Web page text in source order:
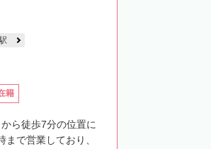
籍
ら徒歩7分の位置に
で営業しており、